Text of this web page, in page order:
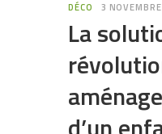
DÉCO 3
La